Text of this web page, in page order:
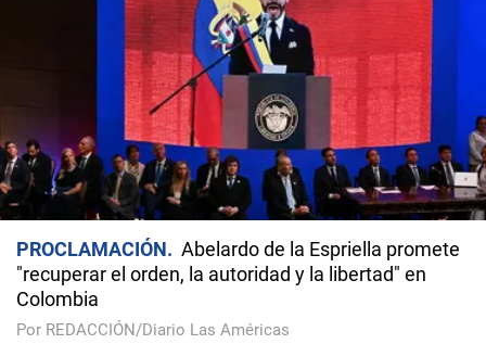
PROCLAMACIÓN
Abelardo de la Espriella promete
"recuperar el orden, la autoridad y la libertad" en
Colombia
Por REDACCIÓN/Diario Las Américas